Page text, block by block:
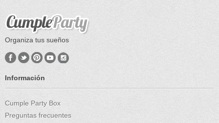
Organiza tus sueños
Información
Cumple Party Box
Preguntas frecuentes